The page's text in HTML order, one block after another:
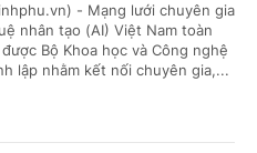
- Mạng lưới chuyên gia
nhân tạo (AI) Việt Nam toàn
Bộ Khoa học và Công nghệ
lập nhằm kết nối chuyên gia,...